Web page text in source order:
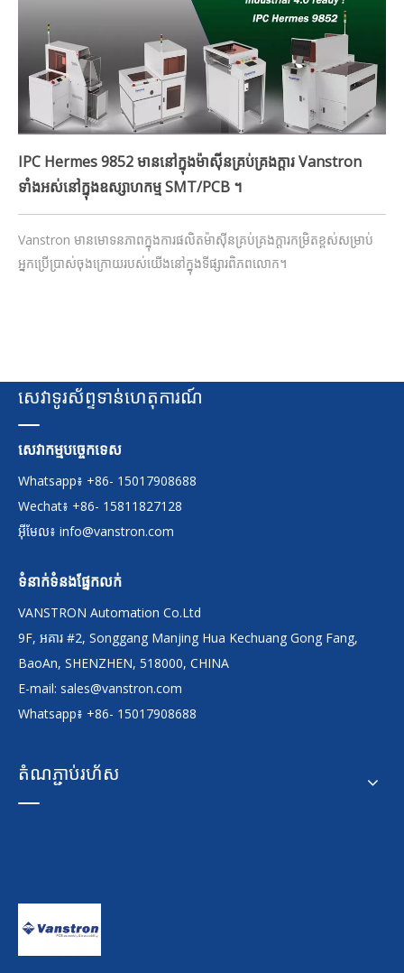
IPC Hermes 9852 មាននៅក្នុងម៉ាស៊ីនគ្រប់គ្រងក្តារ Vanstron
ទាំងអស់នៅក្នុងឧស្សាហកម្ម SMT/PCB ។
Vanstron មានមោទនភាពក្នុងការផលិតម៉ាស៊ីនគ្រប់គ្រងក្តារកម្រិតខ្ពស់សម្រាប់
អ្នកប្រើប្រាស់ចុងក្រោយរបស់យើងនៅក្នុងទីផ្សារពិភពលោក។
សេវាទូរស័ព្ទទាន់ហេតុការណ៍
សេវាកម្មបច្ចេកទេស
Whatsapp៖ +86- 15017908688
Wechat៖ +86- 15811827128
អ៊ីមែល៖ info@vanstron.com
ទំនាក់ទំនងផ្នែកលក់
VANSTRON Automation Co.Ltd
9F, អគារ #2, Songgang Manjing Hua Kechuang Gong Fang,
BaoAn, SHENZHEN, 518000, CHINA
E-mail: sales@vanstron.com
Whatsapp៖ +86- 15017908688
តំណភ្ជាប់រហ័ស